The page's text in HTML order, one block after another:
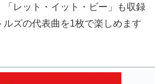
「レット・イット・ビー」も収録
ズの代表曲を1枚で楽しめます